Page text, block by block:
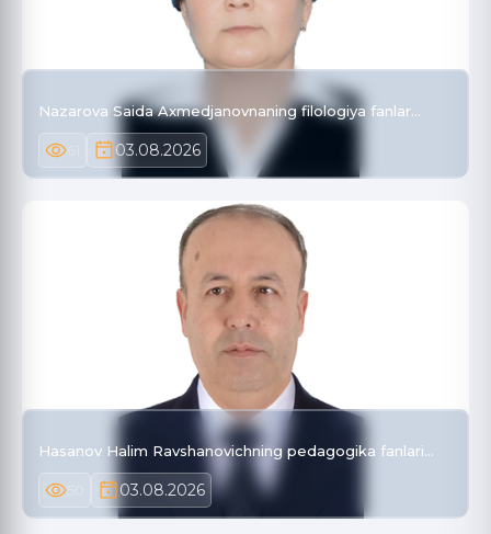
Nazarova Saida Axmedjanovnaning filologiya fanlar…
03.08.2026
Hasanov Halim Ravshanovichning pedagogika fanlari…
03.08.2026